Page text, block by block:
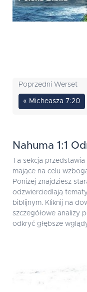
Poprzedni Werset
« Micheasza 7:20
Nahuma 1:1
Ta sekcja
mające na celu
Poniżej znajdziesz
odzwierciedlają
biblijnym. Kliknij na
szczegółowe analizy
odkryć głębsze